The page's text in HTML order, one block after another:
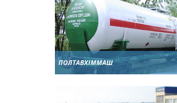
ПОЛТАВХІММАШ